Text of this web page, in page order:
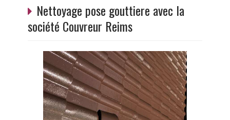
Nettoyage pose gouttiere avec la
société Couvreur Reims